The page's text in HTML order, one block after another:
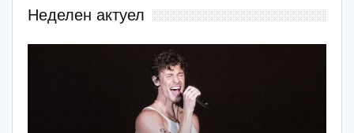
Неделен актуел